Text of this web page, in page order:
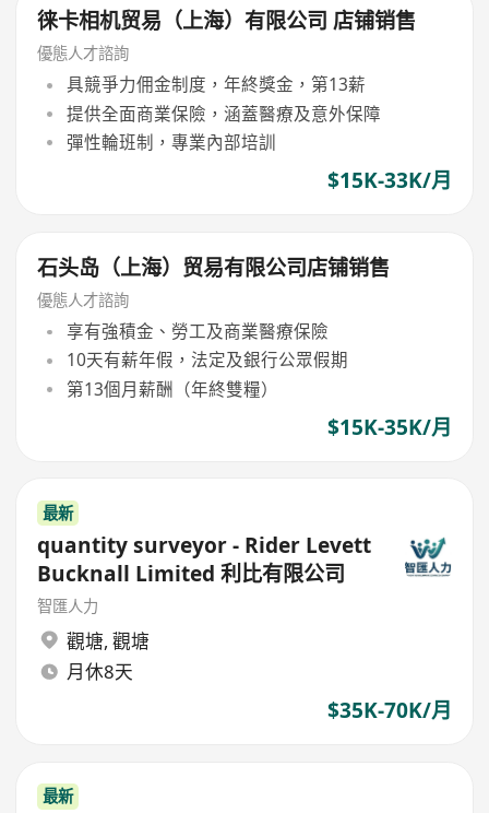
徕卡相机贸易（上海）有限公司 店铺销售
優態人才諮詢
具競爭力佣金制度，年終獎金，第13薪
提供全面商業保險，涵蓋醫療及意外保障
彈性輪班制，專業內部培訓
$15K-33K/月
石头岛（上海）贸易有限公司店铺销售
優態人才諮詢
享有強積金、勞工及商業醫療保險
10天有薪年假，法定及銀行公眾假期
第13個月薪酬（年終雙糧）
$15K-35K/月
最新
quantity surveyor - Rider Levett
Bucknall Limited 利比有限公司
智匯人力
觀塘, 觀塘
月休8天
$35K-70K/月
最新